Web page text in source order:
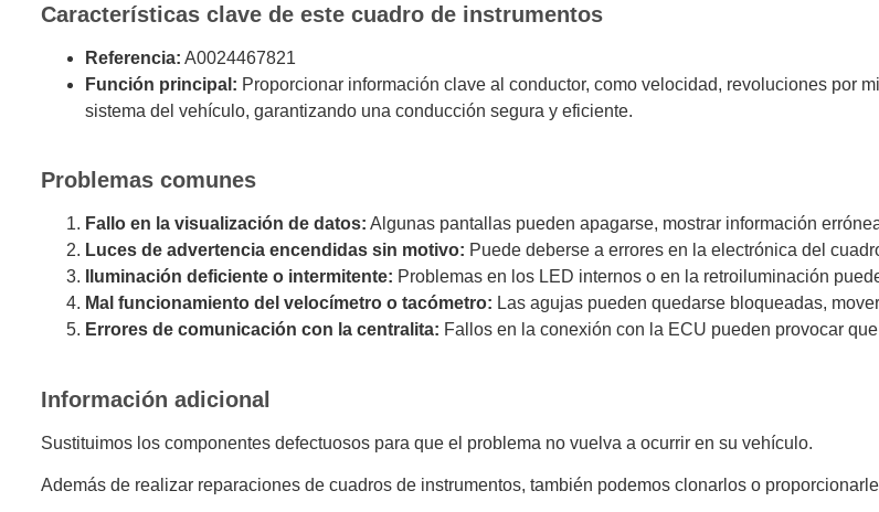
Características clave de este cuadro de instrumentos
Referencia: A0024467821
Función principal: Proporcionar información clave al conductor, como velocidad, revoluciones por
sistema del vehículo, garantizando una conducción segura y eficiente.
Problemas comunes
Fallo en la visualización de datos: Algunas pantallas pueden apagarse, mostrar información
Luces de advertencia encendidas sin motivo: Puede deberse a errores en la electrónica del
Iluminación deficiente o intermitente: Problemas en los LED internos o en la retroiluminación
Mal funcionamiento del velocímetro o tacómetro: Las agujas pueden quedarse bloqueadas,
Errores de comunicación con la centralita: Fallos en la conexión con la ECU pueden provocar
Información adicional
Sustituimos los componentes defectuosos para que el problema no vuelva a ocurrir en su vehículo.
Además de realizar reparaciones de cuadros de instrumentos, también podemos clonarlos o